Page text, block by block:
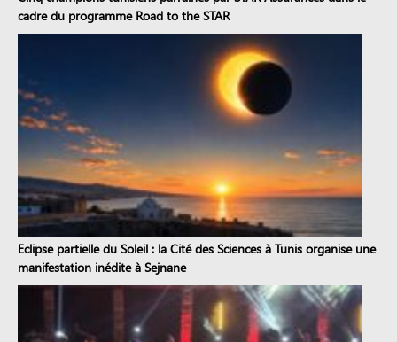
cadre du programme Road to the STAR
Eclipse partielle du Soleil : la Cité des Sciences à Tunis organise une
manifestation inédite à Sejnane